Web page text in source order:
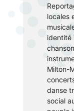
Podcasts Radio
Livres audio
COURS EN LIGNE
Je me
JE N'AI PAS DE
Je me préinscris
J'AI BESOIN
Aide à la
J'ai oublié mon
locales
identité
Milton-
danse
social